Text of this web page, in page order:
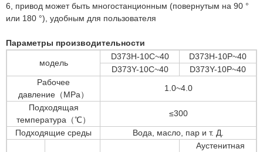
6, привод может быть многостанционным (повернутым на 90 °
или 180 °), удобным для пользователя
Параметры производительности
модель
D373H-10C~40
D373H-10P~40
D373Y-10C~40
D373Y-10P~40
Рабочее
давление（MPa）
1.0~4.0
Подходящая
температура（℃）
≤300
Подходящие среды Вода, масло, пар и т. Д.
Аустенитная